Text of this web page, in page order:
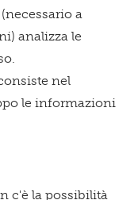
a
analizza le
nel
le informazioni
c'è la possibilità